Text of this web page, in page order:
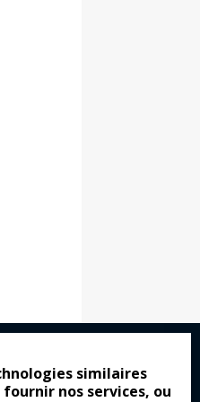
similaires
nos services, ou